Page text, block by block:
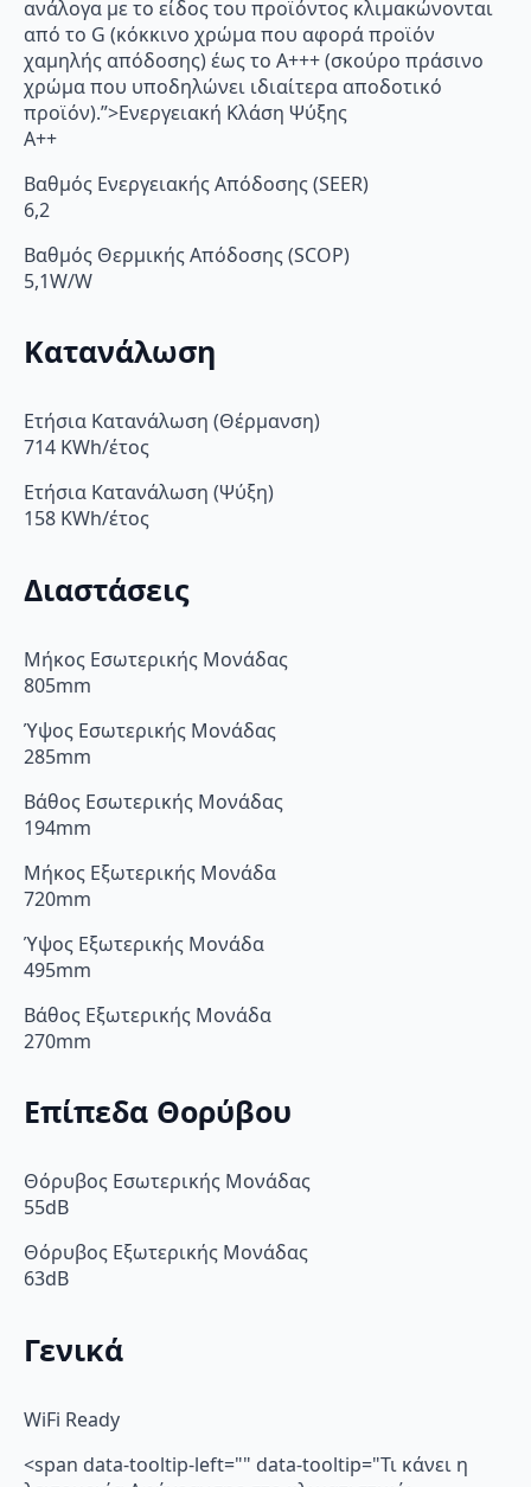
ανάλογα με το είδος του προϊόντος κλιμακώνονται
από το G (κόκκινο χρώμα που αφορά προϊόν
χαμηλής απόδοσης) έως το Α+++ (σκούρο πράσινο
χρώμα που υποδηλώνει ιδιαίτερα αποδοτικό
προϊόν).”>Ενεργειακή Κλάση Ψύξης
A++
Βαθμός Ενεργειακής Απόδοσης (SEER)
6,2
Βαθμός Θερμικής Απόδοσης (SCOP)
5,1W/W
Κατανάλωση
Ετήσια Κατανάλωση (Θέρμανση)
714 KWh/έτος
Ετήσια Κατανάλωση (Ψύξη)
158 KWh/έτος
Διαστάσεις
Μήκος Εσωτερικής Μονάδας
805mm
Ύψος Εσωτερικής Μονάδας
285mm
Βάθος Εσωτερικής Μονάδας
194mm
Μήκος Εξωτερικής Μονάδα
720mm
Ύψος Εξωτερικής Μονάδα
495mm
Βάθος Εξωτερικής Μονάδα
270mm
Επίπεδα Θορύβου
Θόρυβος Εσωτερικής Μονάδας
55dB
Θόρυβος Εξωτερικής Μονάδας
63dB
Γενικά
WiFi Ready
<span data-tooltip-left="" data-tooltip="Τι κάνει η